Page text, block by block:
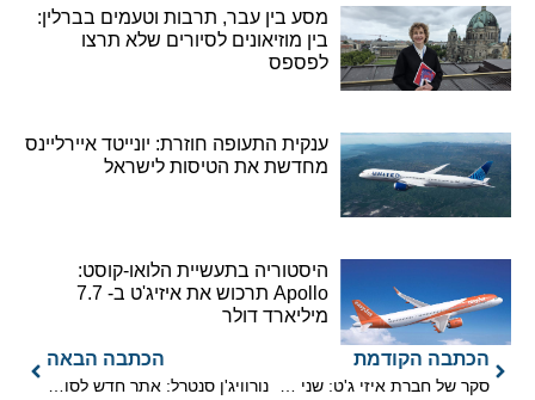
מסע בין עבר, תרבות וטעמים בברלין:
בין מוזיאונים לסיורים שלא תרצו
לפספס
ענקית התעופה חוזרת: יונייטד איירליינס
מחדשת את הטיסות לישראל
היסטוריה בתעשיית הלואו-קוסט:
Apollo תרכוש את איזיג'ט ב- 7.7
מיליארד דולר
הכתבה הקודמת הכתבה הבאה